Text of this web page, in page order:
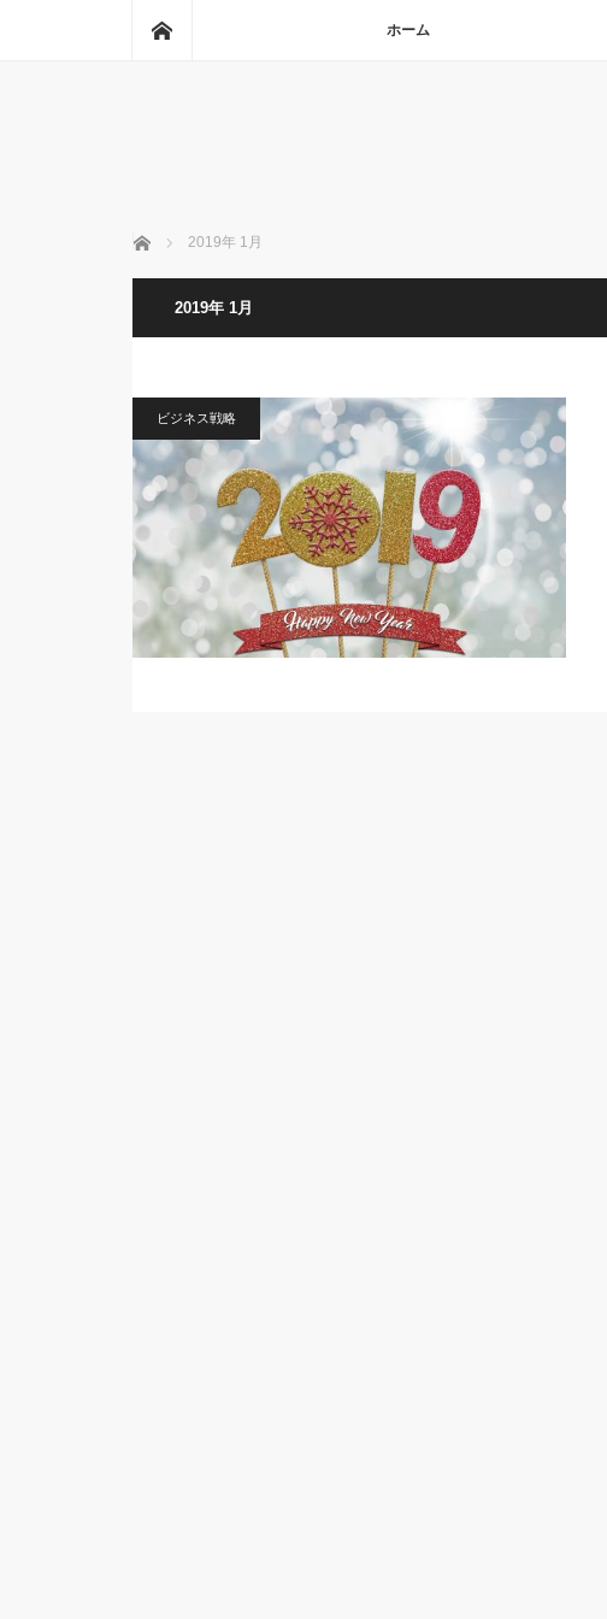
ホーム
ホーム 2019年 1月
2019年 1月
ビジネス戦略